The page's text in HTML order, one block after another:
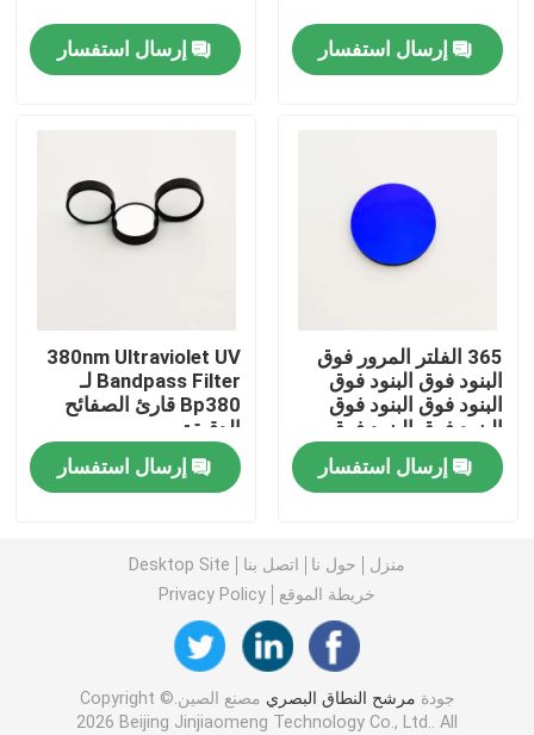
طلب اقتباس
فلتر الفلوريسانس
مرشح الحزام الأشعاعي
مرشح الفلاتر فوق البنود
زجاج الحماية الكهرومغناطيسي
مرشحات محلل الكيمياء الحيوية
مرشح مرور النطاق المرئي
المرشح البصري الطويل
المرشح البصري القصير
إرسال استفسار إرسال استفسار
365 الفلتر المرور فوق
البنود فوق البنود فوق
البنود فوق البنود فوق
البنود فوق البنود فوق
البنود فوق البنود
إرسال استفسار
380nm Ultraviolet UV
Bandpass Filter لـ
Bp380 قارئ الصفائح
الدقيقة
إرسال استفسار
منزل حول نا اتصل بنا
Desktop Site
خريطة الموقع
Privacy Policy
جودة مرشح النطاق البصري
مصنع الصين.Copyright ©
2026 Beijing Jinjiaomeng Technology Co., Ltd.. All